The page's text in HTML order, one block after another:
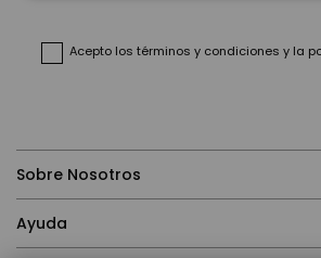
Acepto los términos y condiciones y la
Sobre Nosotros
Ayuda